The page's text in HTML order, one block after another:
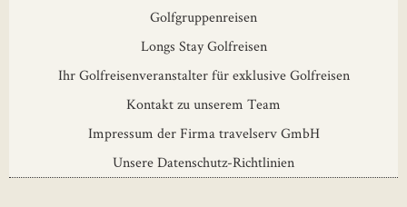
Golfgruppenreisen
Longs Stay Golfreisen
Ihr Golfreisenveranstalter für exklusive Golfreisen
Kontakt zu unserem Team
Impressum der Firma travelserv GmbH
Unsere Datenschutz-Richtlinien